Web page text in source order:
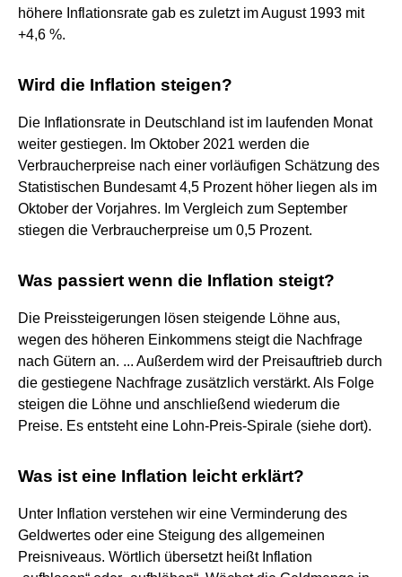
höhere Inflationsrate gab es zuletzt im August 1993 mit
+4,6 %.
Wird die Inflation steigen?
Die Inflationsrate in Deutschland ist im laufenden Monat
weiter gestiegen. Im Oktober 2021 werden die
Verbraucherpreise nach einer vorläufigen Schätzung des
Statistischen Bundesamt 4,5 Prozent höher liegen als im
Oktober der Vorjahres. Im Vergleich zum September
stiegen die Verbraucherpreise um 0,5 Prozent.
Was passiert wenn die Inflation steigt?
Die Preissteigerungen lösen steigende Löhne aus,
wegen des höheren Einkommens steigt die Nachfrage
nach Gütern an. ... Außerdem wird der Preisauftrieb durch
die gestiegene Nachfrage zusätzlich verstärkt. Als Folge
steigen die Löhne und anschließend wiederum die
Preise. Es entsteht eine Lohn-Preis-Spirale (siehe dort).
Was ist eine Inflation leicht erklärt?
Unter Inflation verstehen wir eine Verminderung des
Geldwertes oder eine Steigung des allgemeinen
Preisniveaus. Wörtlich übersetzt heißt Inflation